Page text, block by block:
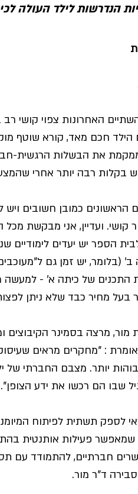
הנדרשות לילד העולה
האחרונות צפוי קושי
הילד חכם מאד, קורא שוטף
ממקמת את הבשלות הרגשית-
בקלות רבה יותר אחרי
הראשונים כמובן חשובים ויש
קושי. ועדיין, אני מבקשת
הספר יש יעדים לימודיים
ב' (בלומר, יש זמן גם
התכנים של כיתה א' - למעשה
בעל מחיר כבד שלא ניתן
מרצה בסמינר הקיבוצים
: "מחקרים מראים
יותר. מצבם החברתי של
שבו הם רכשו את ידע הצופן".
לספק תשתית לפיתוח
פעילות אותנטית בהתאם
חברתיים, להתמודד עם
ד"ר מור.